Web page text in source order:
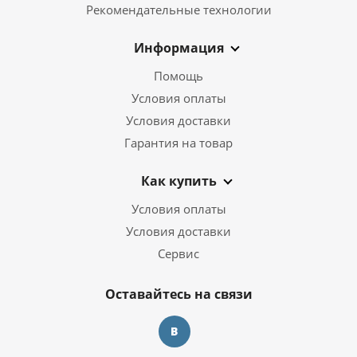
Рекомендательные технологии
Информация
Помощь
Условия оплаты
Условия доставки
Гарантия на товар
Как купить
Условия оплаты
Условия доставки
Сервис
Оставайтесь на связи